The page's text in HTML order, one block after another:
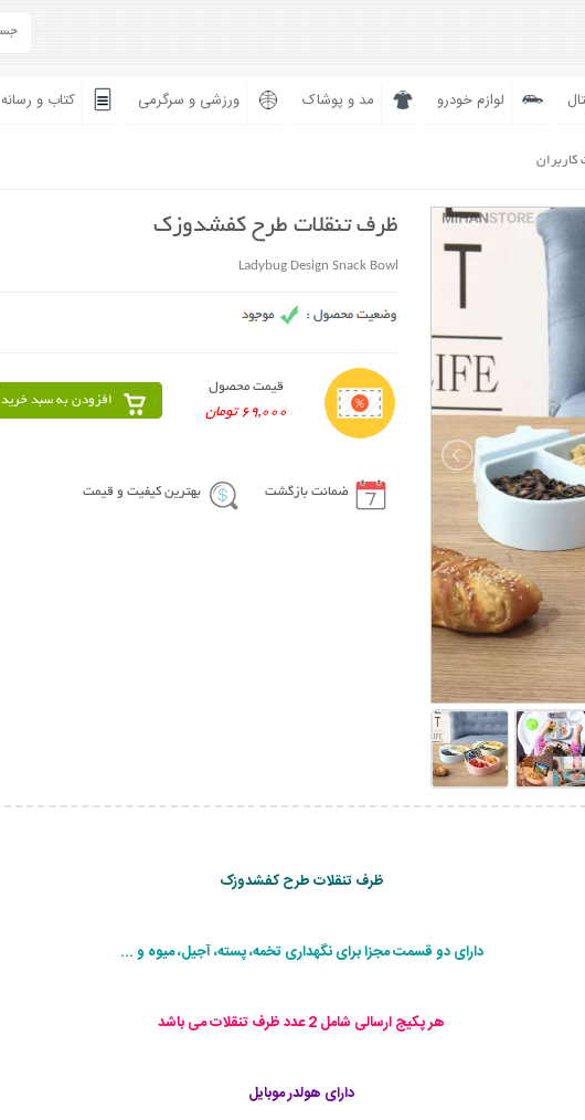
لوازم خودرو مد و پوشاک ورزشی و سرگرمی کتاب و رسانه
کاربران
ظرف تنقلات طرح کفشدوزک
Ladybug Design Snack Bowl
قیمت محصول
69,000 تومان
افزودن به سبد خرید
ضمانت بازگشت بهترین کیفیت و قیمت
ظرف تنقلات طرح کفشدوزک
دارای دو قسمت مجزا برای نگهداری تخمه، پسته، آجیل، میوه و ...
هر پکیج ارسالی شامل 2 عدد ظرف تنقلات می باشد
دارای هولدر موبایل